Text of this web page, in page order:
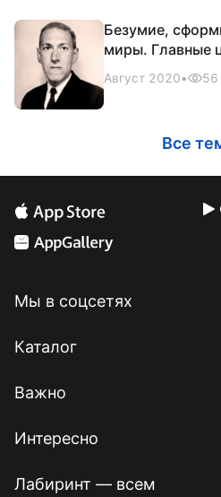
Безумие,
миры. Главные
Филлипса
Август 2020• 56
Все
Мы в соцсетях
Каталог
Важно
Интересно
Лабиринт — всем